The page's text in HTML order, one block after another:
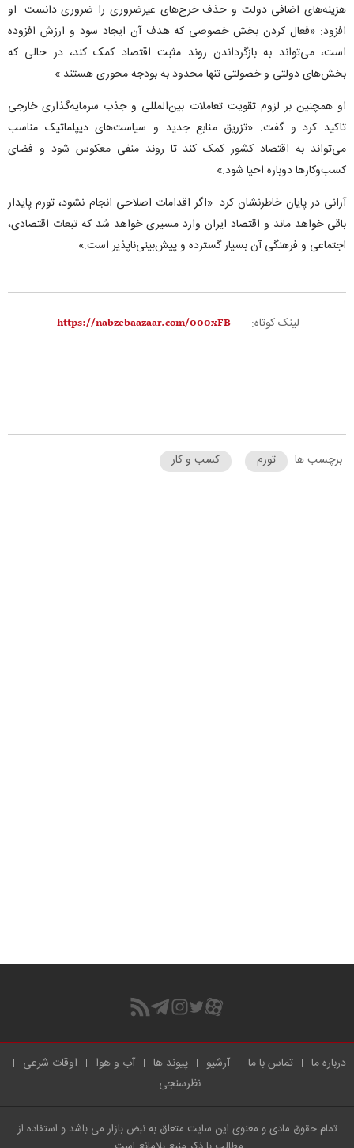
هزینه‌های اضافی دولت و حذف خرج‌های غیرضروری را ضروری دانست. او
افزود: «فعال کردن بخش خصوصی که هدف آن ایجاد سود و ارزش افزوده
است، می‌تواند به بازگرداندن روند مثبت اقتصاد کمک کند، در حالی که
بخش‌های دولتی و خصولتی تنها محدود به بودجه محوری هستند.»
او همچنین بر لزوم تقویت تعاملات بین‌المللی و جذب سرمایه‌گذاری خارجی
تاکید کرد و گفت: «تزریق منابع جدید و سیاست‌های دیپلماتیک مناسب
می‌تواند به اقتصاد کشور کمک کند تا روند منفی معکوس شود و فضای
کسب‌وکار‌ها دوباره احیا شود.»
آرانی در پایان خاطرنشان کرد: «اگر اقدامات اصلاحی انجام نشود، تورم پایدار
باقی خواهد ماند و اقتصاد ایران وارد مسیری خواهد شد که تبعات اقتصادی،
اجتماعی و فرهنگی آن بسیار گسترده و پیش‌بینی‌ناپذیر است.»
لینک کوتاه:
برچسب ها: تورم کسب و کار
درباره ما تماس با ما آرشیو پیوند ها آب و هوا
اوقات شرعی
نظرسنجی
تمام حقوق مادی و معنوی این سایت متعلق به نبض بازار می باشد و استفاده از